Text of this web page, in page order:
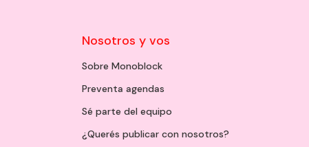
Nosotros y vos
Sobre Monoblock
Preventa agendas
Sé parte del equipo
¿Querés publicar con nosotros?